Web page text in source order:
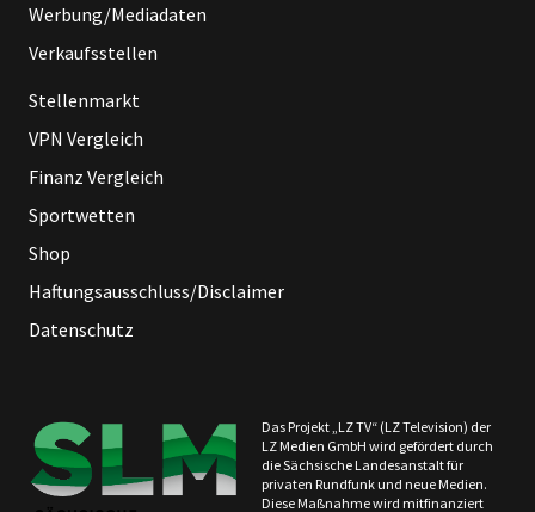
Werbung/Mediadaten
Verkaufsstellen
Stellenmarkt
VPN Vergleich
Finanz Vergleich
Sportwetten
Shop
Haftungsausschluss/Disclaimer
Datenschutz
Das Projekt „LZ TV“ (LZ Television) der
LZ Medien GmbH wird gefördert durch
die Sächsische Landesanstalt für
privaten Rundfunk und neue Medien.
Diese Maßnahme wird mitfinanziert